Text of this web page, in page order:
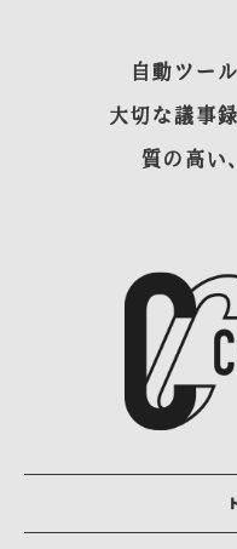
自動ツー
大切な議事
質の高い